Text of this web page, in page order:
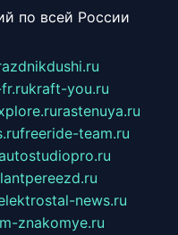
по всей России
kraft-you.ru
rastenuya.ru
freeride-team.ru
news.ru
znakomye.ru